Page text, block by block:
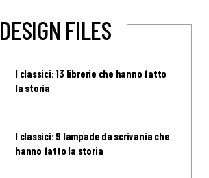
DESIGN FILES
I classici: 13 librerie che hanno fatto
la storia
I classici: 9 lampade da scrivania che
hanno fatto la storia